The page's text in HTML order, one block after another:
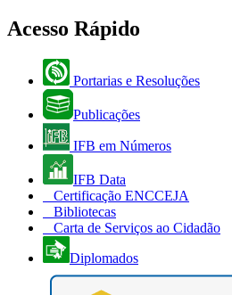
Acesso Rápido
Portarias e Resoluções
Publicações
IFB em Números
IFB Data
Certificação ENCCEJA
Bibliotecas
Carta de Serviços ao Cidadão
Diplomados